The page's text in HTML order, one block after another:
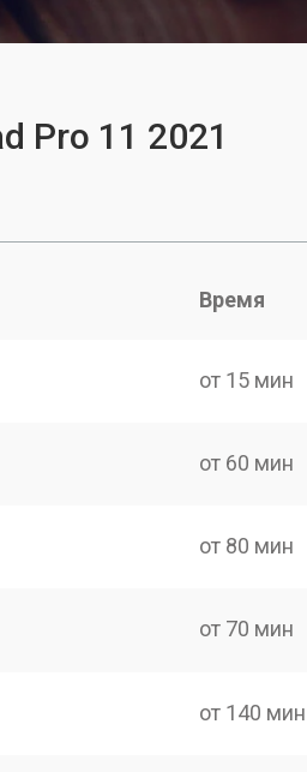
Pro 11 2021
Время
от 15 мин
от 60 мин
от 80 мин
от 70 мин
от 140 мин